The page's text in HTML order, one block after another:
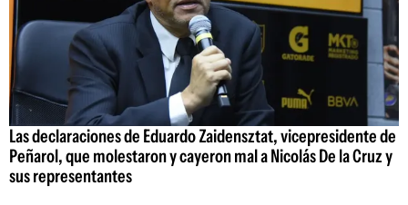
Las declaraciones de Eduardo Zaidensztat, vicepresidente de
Peñarol, que molestaron y cayeron mal a Nicolás De la Cruz y
sus representantes